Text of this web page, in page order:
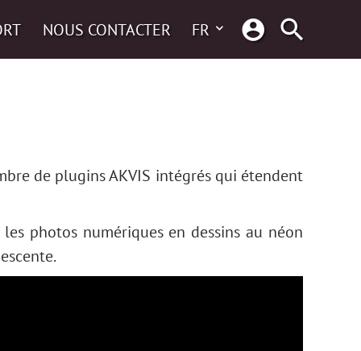
NOUS CONTACTER FR
de plugins AKVIS intégrés qui étendent
photos numériques en dessins au néon